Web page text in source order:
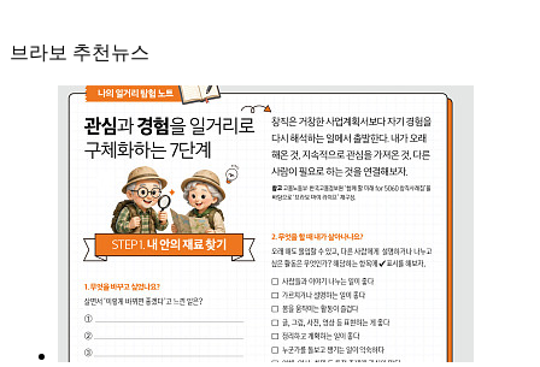
브라보 추천뉴스